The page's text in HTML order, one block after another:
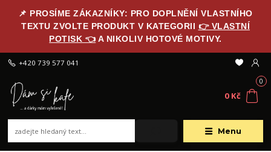
📌 PROSÍME ZÁKAZNÍKY: PRO DOPLNĚNÍ VLASTNÍHO
TEXTU ZVOLTE PRODUKT V KATEGORII 👉 VLASTNÍ
POTISK 👈 A NIKOLIV HOTOVÉ MOTIVY.
Menu
+420 739 577 041
0
0 Kč